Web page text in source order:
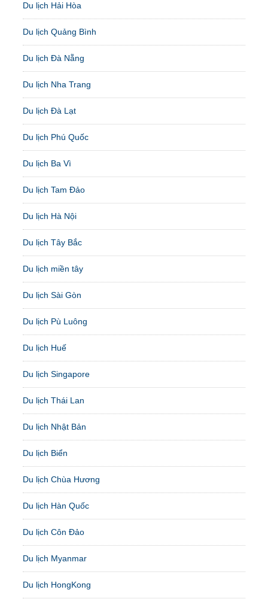
Du lịch Hải Hòa
Du lịch Quảng Bình
Du lịch Đà Nẵng
Du lịch Nha Trang
Du lịch Đà Lạt
Du lịch Phú Quốc
Du lịch Ba Vì
Du lịch Tam Đảo
Du lịch Hà Nội
Du lịch Tây Bắc
Du lịch miền tây
Du lịch Sài Gòn
Du lịch Pù Luông
Du lịch Huế
Du lịch Singapore
Du lịch Thái Lan
Du lịch Nhật Bản
Du lịch Biển
Du lịch Chùa Hương
Du lịch Hàn Quốc
Du lịch Côn Đảo
Du lịch Myanmar
Du lịch HongKong